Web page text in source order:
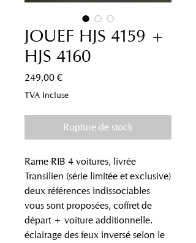
JOUEF HJS 4159 +
HJS 4160
249,00 €Prix
TVA Incluse
Rupture de stock
Rame RIB 4 voitures, livrée
Transilien (série limitée et exclusive)
deux références indissociables
vous sont proposées, coffret de
départ + voiture additionnelle.
éclairage des feux inversé selon le